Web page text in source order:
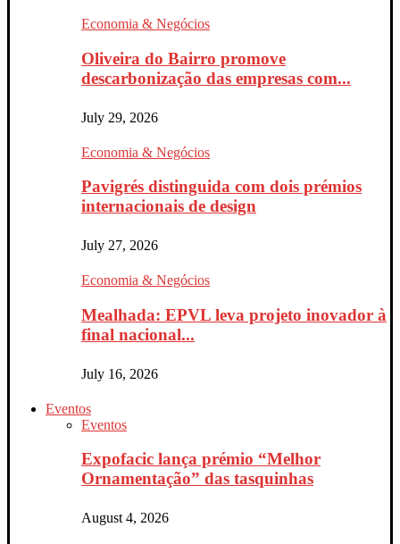
Economia & Negócios
Oliveira do Bairro promove
descarbonização das empresas com...
July 29, 2026
Economia & Negócios
Pavigrés distinguida com dois prémios
internacionais de design
July 27, 2026
Economia & Negócios
Mealhada: EPVL leva projeto inovador à
final nacional...
July 16, 2026
Eventos
Eventos
Expofacic lança prémio “Melhor
Ornamentação” das tasquinhas
August 4, 2026